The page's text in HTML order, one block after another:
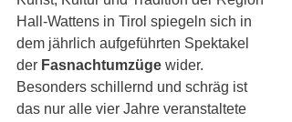
Hall-Wattens in Tirol spiegeln sich in
dem jährlich aufgeführten Spektakel
der Fasnachtumzüge wider.
Besonders schillernd und schräg ist
das nur alle vier Jahre veranstaltete